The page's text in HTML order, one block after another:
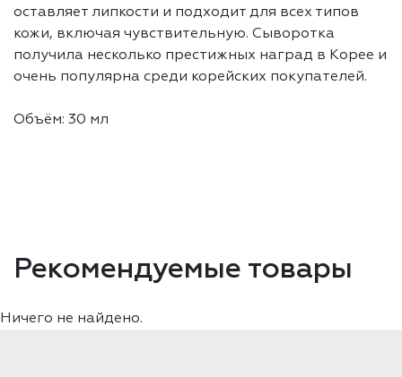
оставляет липкости и подходит для всех типов
кожи, включая чувствительную. Сыворотка
получила несколько престижных наград в Корее и
очень популярна среди корейских покупателей.
Объём: 30 мл
Рекомендуемые товары
Ничего не найдено.